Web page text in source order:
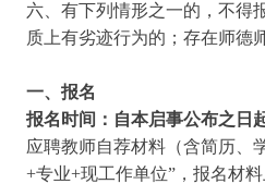
六、有下列情形之一的，不得
质上有劣迹行为的；存在师德
一、报名
报名时间：自本启事公布之日
应聘教师自荐材料（含简历、
+专业+现工作单位”，报名材